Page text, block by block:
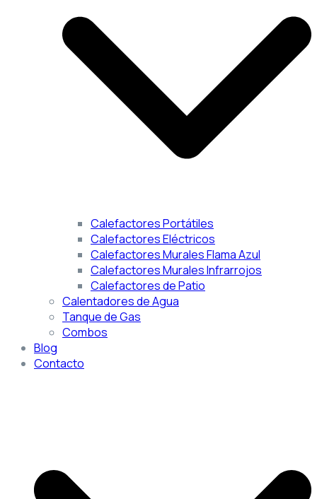
Calefactores Portátiles
Calefactores Eléctricos
Calefactores Murales Flama Azul
Calefactores Murales Infrarrojos
Calefactores de Patio
Calentadores de Agua
Tanque de Gas
Combos
Blog
Contacto